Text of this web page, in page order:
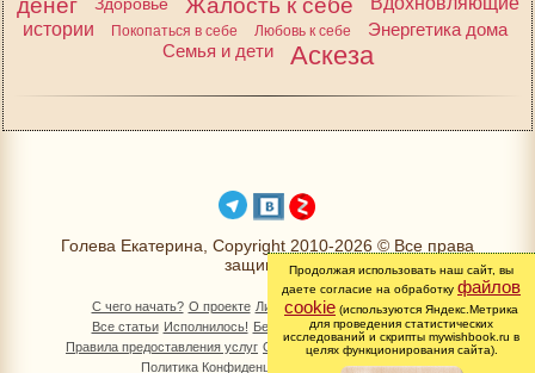
истории
Покопаться в себе Любовь к себе
Энергетика дома
Семья и дети
Аскеза
Голева Екатерина, Copyright 2010-2026 © Все права
защищены
С чего начать? О проекте Личный раздел Книга Желаний
Все статьи Исполнилось! Бесплатно! Изменимся вместе
Правила предоставления услуг Обработка персональных данных
Политика Конфиденциальности
Контакты
Продолжая использовать наш сайт, вы
даете согласие на обработку файлов
cookie (используются Яндекс.Метрика
для проведения статистических
исследований и скрипты mywishbook.ru в
целях функционирования сайта).